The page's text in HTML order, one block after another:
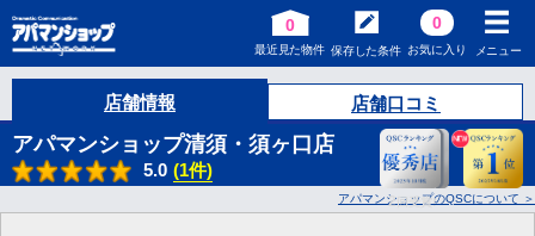
0
最近見た物件 保存した条件
0
お気に入り メニュー
店舗情報 店舗口コミ
アパマンショップ清須・須ヶ口店
5.0 (1件)
2回受賞!
アパマンショップのQSCについて